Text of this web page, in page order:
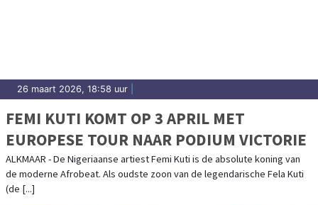
26 maart 2026, 18:58 uur
FEMI KUTI KOMT OP 3 APRIL MET
EUROPESE TOUR NAAR PODIUM VICTORIE
ALKMAAR - De Nigeriaanse artiest Femi Kuti is de absolute koning van
de moderne Afrobeat. Als oudste zoon van de legendarische Fela Kuti
(de [...]